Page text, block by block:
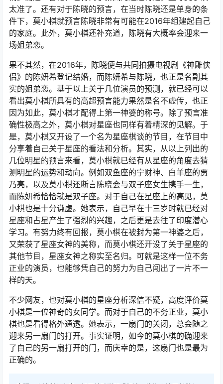
太准了。还有对于陈晓的预言，在当时陈晓还是单身的条
件下，莫小棋就预言陈晓非常有可能在2016年组建起自己
的家庭。此外，莫小棋还补充道，陈晓有大概率会迎来一
场姐弟恋。
果不其然，在2016年，陈晓便与共同拍摄电视剧《神雕侠
侣》的陈妍希登记结婚，而陈妍希与陈晓，也正是名副其
实的姐弟恋。基于以上关于几位演员的预测，就已经可以
看出莫小棋所具有的高超预言能力果然是名不虚传，也正
因为如此，莫小棋才配得上第一神婆的称号。除了预言准
确性极高之外，莫小棋对星座也同样有着精深的见解。于
是，莫小棋又开设了一个名为星座棋谈的节目，在节目中
分享着自己关于星座的看法和分析。其实，从以上列出的
几位明星的预言来看，莫小棋就已经有从星座的角度去猜
测明星的运势和动向。例如双鱼座的宁财神、白羊座的贾
乃亮，以及莫小棋还断言陈晓会与双子座女生携手一生，
而陈妍希恰恰就是双子座。对于自己在星座上的高见，莫
小棋也是十分谦虚。她表示，自己早在十三岁时就已经对
星座和占星产生了强烈的兴趣，之后更是去往了印度潜心
学习。有努力终有回报，莫小棋在被封为第一神婆之后，
又荣获了星座女神的美称，而莫小棋还开设了关于星座的
其他节目，星座女神之称实至名归。可就是这样一位不务
正业的演员，也能够凭自己的努力为自己闯出了一片不一
样的天。
不少网友，也对莫小棋的星座分析深信不疑，高度评价莫
小棋是一位神奇的女同学。而对于自己的不务正业，莫小
棋也是看得格外通透。她表示，一扇门的关闭，总会随之
迎来另一扇门的打开。事实证明，如今的莫小棋的确迎来
了自己的另一扇打开的门，而庆幸的是，这扇门也是最为
正确的。